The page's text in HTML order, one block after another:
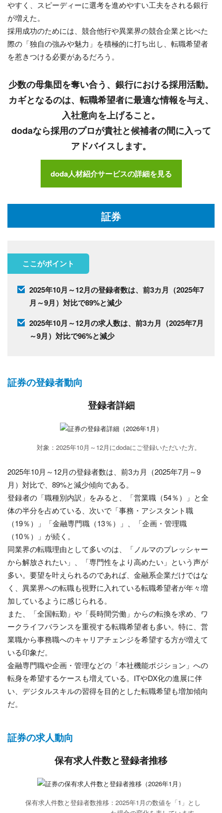
やすく、スピーディーに選考を進めやすい工夫をされる銀行
が増えた。
採用成功のためには、競合他行や異業界の競合企業と比べた
際の「独自の強みや魅力」を積極的に打ち出し、転職希望者
を惹きつける必要があるだろう。
少数の母集団を奪い合う、銀行における採用活動。
カギとなるのは、転職希望者に最適な情報を与え、
入社意向を上げること。
dodaなら採用のプロが貴社と候補者の間に入って
アドバイスします。
doda人材紹介サービスの詳細を見る
証券
ここがポイント
2025年10月～12月の登録者数は、前3カ月（2025年7
月～9月）対比で89%と減少
2025年10月～12月の求人数は、前3カ月（2025年7月
～9月）対比で96%と減少
証券の登録者動向
登録者詳細
対象：2025年10月～12月にdodaにご登録いただいた方。
2025年10月～12月の登録者数は、前3カ月（2025年7月～9
月）対比で、89%と減少傾向である。
登録者の「職種別内訳」をみると、「営業職（54％）」と全
体の半分を占めている、次いで「事務・アシスタント職
（19％）」「金融専門職（13％）」、「企画・管理職
（10％）」が続く。
同業界の転職理由として多いのは、「ノルマのプレッシャー
から解放されたい」、「専門性をより高めたい」という声が
多い。要望を叶えられるのであれば、金融系企業だけではな
く、異業界への転職も視野に入れている転職希望者が年々増
加しているように感じられる。
また、「全国転勤」や「長時間労働」からの転換を求め、ワ
ークライフバランスを重視する転職希望者も多い。特に、営
業職から事務職へのキャリアチェンジを希望する方が増えて
いる印象だ。
金融専門職や企画・管理などの「本社機能ポジション」への
転身を希望するケースも増えている。ITやDX化の進展に伴
い、デジタルスキルの習得を目的とした転職希望も増加傾向
だ。
証券の求人動向
保有求人件数と登録者推移
保有求人件数と登録者数推移：2025年1月の数値を「1」とし